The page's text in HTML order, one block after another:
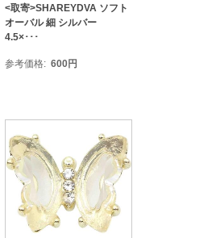
<取寄>SHAREYDVA ソフト
オーバル 細 シルバー
4.5×･･･
参考価格 600円